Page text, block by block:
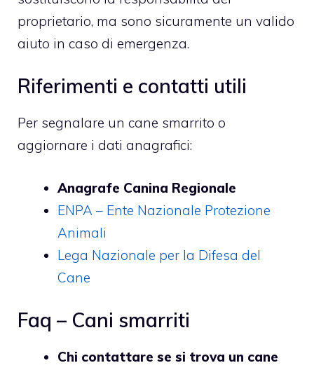
proprietario, ma sono sicuramente un valido
aiuto in caso di emergenza.
Riferimenti e contatti utili
Per segnalare un cane smarrito o
aggiornare i dati anagrafici:
Anagrafe Canina Regionale
ENPA – Ente Nazionale Protezione
Animali
Lega Nazionale per la Difesa del
Cane
Faq – Cani smarriti
Chi contattare se si trova un cane